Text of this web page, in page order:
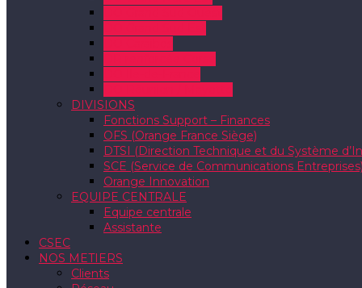
DIVISIONS
Fonctions Support – Finances
OFS (Orange France Siège)
DTSI (Direction Technique et du Système
SCE (Service de Communications Entreprises)
Orange Innovation
EQUIPE CENTRALE
Equipe centrale
Assistante
CSEC
NOS METIERS
Clients